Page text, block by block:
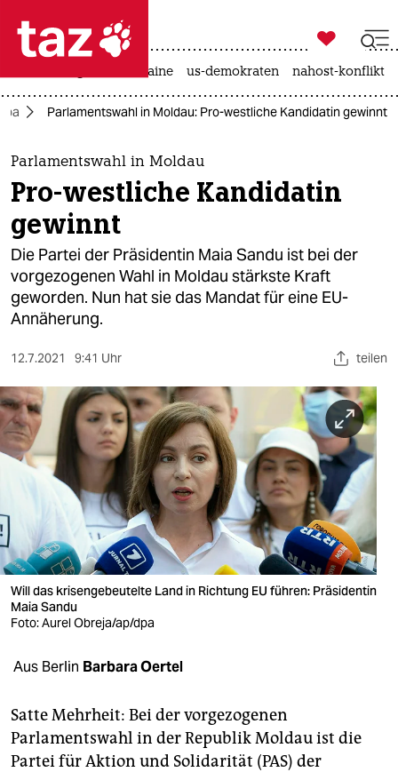
 taz zahl ich
taz zahl ich
themen
politik
öko
gesellschaft
kultur
sport
berlin
nord
wahrheit
verlag
verlag
veranstaltungen
shop
fragen & hilfe
abo
genossenschaft

taz zahl ich
krieg in der ukraine us-demokraten nahost-konflikt
Parlamentswahl in Moldau: Pro-westliche Kandidatin gewinnt
Parlamentswahl in Moldau
Pro-westliche Kandidatin
gewinnt
Die Partei der Präsidentin Maia Sandu ist bei der
vorgezogenen Wahl in Moldau stärkste Kraft
geworden. Nun hat sie das Mandat für eine EU-
Annäherung.
12.7.2021 9:41 Uhr teilen
Will das krisengebeutelte Land in Richtung EU führen: Präsidentin
Maia Sandu
Foto: Aurel Obreja/ap/dpa
Aus Berlin Barbara Oertel
Satte Mehrheit: Bei der vorgezogenen
Parlamentswahl in der Republik Moldau ist die
Partei für Aktion und Solidarität (PAS) der